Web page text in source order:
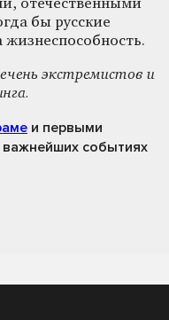
отечественными
бы русские
жизнеспособность.
экстремистов и
и первыми
важнейших событиях